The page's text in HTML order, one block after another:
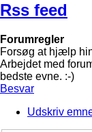
Rss feed
Forumregler
Forsøg at hjælp
Arbejdet med
bedste evne. :-)
Besvar
Udskriv